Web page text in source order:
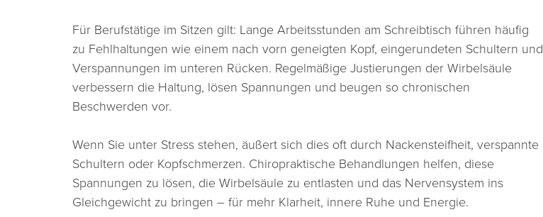
Für Berufstätige im Sitzen gilt: Lange Arbeitsstunden am Schreibtisch führen häufig
zu Fehlhaltungen wie einem nach vorn geneigten Kopf, eingerundeten Schultern und
Verspannungen im unteren Rücken. Regelmäßige Justierungen der Wirbelsäule
verbessern die Haltung, lösen Spannungen und beugen so chronischen
Beschwerden vor.
Wenn Sie unter Stress stehen, äußert sich dies oft durch Nackensteifheit, verspannte
Schultern oder Kopfschmerzen. Chiropraktische Behandlungen helfen, diese
Spannungen zu lösen, die Wirbelsäule zu entlasten und das Nervensystem ins
Gleichgewicht zu bringen – für mehr Klarheit, innere Ruhe und Energie.